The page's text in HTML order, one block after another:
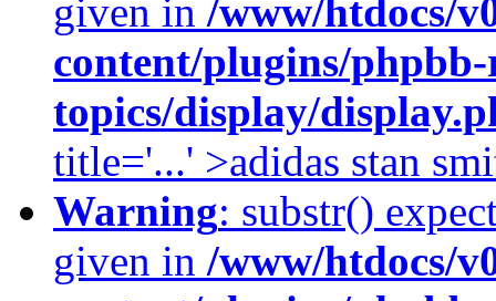
given in /www/htdocs/
content/plugins/phpbb-
topics/display/
title='...' >adidas stan
Warning: substr()
given in /www/htdocs/